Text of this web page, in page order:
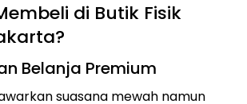
di Butik Fisik
Belanja Premium
suasana mewah namun